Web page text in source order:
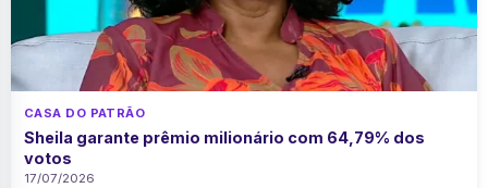
CASA DO PATRÃO
Sheila garante prêmio milionário com 64,79% dos
votos
17/07/2026